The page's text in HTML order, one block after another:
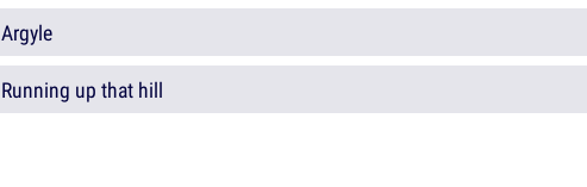
Argyle
Running up that hill